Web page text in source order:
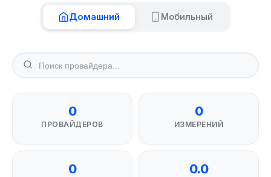
Домашний Мобильный
0
ПРОВАЙДЕРОВ
0
ИЗМЕРЕНИЙ
0 0.0